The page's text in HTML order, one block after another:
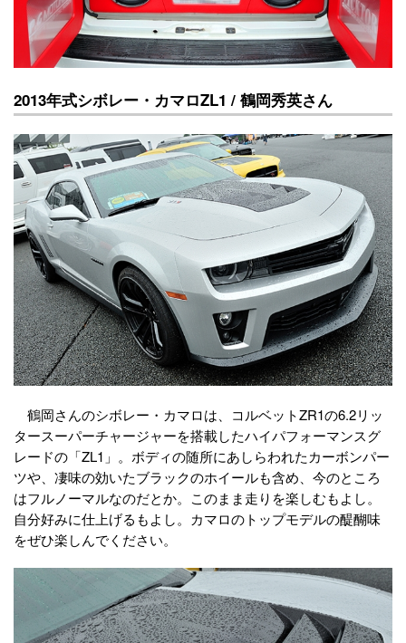
2013年式シボレー・カマロZL1 / 鶴岡秀英さん
鶴岡さんのシボレー・カマロは、コルベットZR1の6.2リッ
タースーパーチャージャーを搭載したハイパフォーマンスグ
レードの「ZL1」。ボディの随所にあしらわれたカーボンパー
ツや、凄味の効いたブラックのホイールも含め、今のところ
はフルノーマルなのだとか。このまま走りを楽しむもよし。
自分好みに仕上げるもよし。カマロのトップモデルの醍醐味
をぜひ楽しんでください。